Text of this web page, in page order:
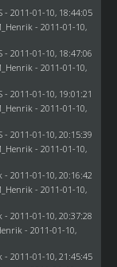
- 2011-01-10, 18:44:05
- 2011-01-10,
- 2011-01-10, 18:47:06
- 2011-01-10,
- 2011-01-10, 19:01:21
- 2011-01-10,
- 2011-01-10, 20:15:39
- 2011-01-10,
- 2011-01-10, 20:16:42
- 2011-01-10,
- 2011-01-10, 20:37:28
- 2011-01-10,
- 2011-01-10, 21:45:45